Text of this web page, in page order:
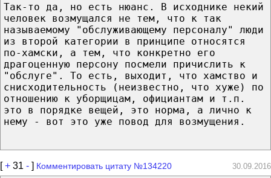
Так-то да, но есть нюанс. В исходнике некий
человек возмущался не тем, что к так
называемому "обслуживающему персоналу" люди
из второй категории в принципе относятся
по-хамски, а тем, что конкретно его
драгоценную персону посмели причислить к
"обслуге". То есть, выходит, что хамство и
снисходительность (неизвестно, что хуже) по
отношению к уборщицам, официантам и т.п.
это в порядке вещей, это норма, а лично к
нему - вот это уже повод для возмущения.
[+ 31 - ] Комментировать цитату №134220 30.09.2016